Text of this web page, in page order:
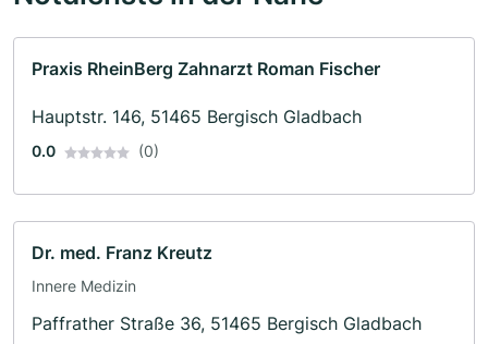
Praxis RheinBerg Zahnarzt Roman Fischer
Hauptstr. 146, 51465 Bergisch Gladbach
0.0 (0)
Dr. med. Franz Kreutz
Innere Medizin
Paffrather Straße 36, 51465 Bergisch Gladbach